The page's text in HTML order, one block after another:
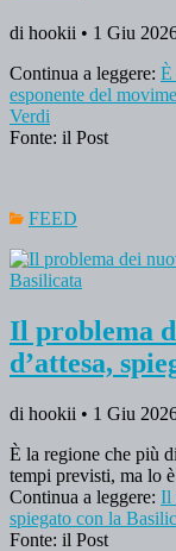
di hookii • 1 Giu
Continua a leggere: È
esponente del
Verdi
Fonte: il Post
FEED
Il problema
d’attesa,
di hookii • 1 Giu
È la regione che più
tempi previsti, ma lo
Continua a leggere: Il
spiegato con la
Fonte: il Post